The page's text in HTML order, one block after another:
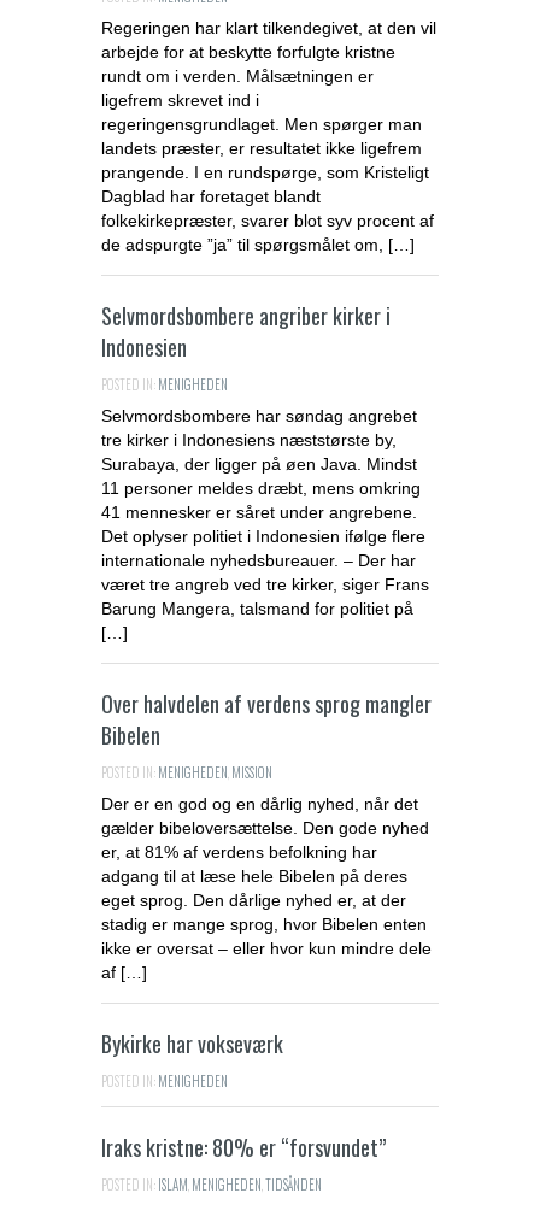
Regeringen har klart tilkendegivet, at den vil
arbejde for at beskytte forfulgte kristne
rundt om i verden. Målsætningen er
ligefrem skrevet ind i
regeringensgrundlaget. Men spørger man
landets præster, er resultatet ikke ligefrem
prangende. I en rundspørge, som Kristeligt
Dagblad har foretaget blandt
folkekirkepræster, svarer blot syv procent af
de adspurgte ”ja” til spørgsmålet om, […]
Selvmordsbombere angriber kirker i
Indonesien
POSTED IN:MENIGHEDEN
Selvmordsbombere har søndag angrebet
tre kirker i Indonesiens næststørste by,
Surabaya, der ligger på øen Java. Mindst
11 personer meldes dræbt, mens omkring
41 mennesker er såret under angrebene.
Det oplyser politiet i Indonesien ifølge flere
internationale nyhedsbureauer. – Der har
været tre angreb ved tre kirker, siger Frans
Barung Mangera, talsmand for politiet på
[…]
Over halvdelen af verdens sprog mangler
Bibelen
POSTED IN:MENIGHEDEN MISSION
Der er en god og en dårlig nyhed, når det
gælder bibeloversættelse. Den gode nyhed
er, at 81% af verdens befolkning har
adgang til at læse hele Bibelen på deres
eget sprog. Den dårlige nyhed er, at der
stadig er mange sprog, hvor Bibelen enten
ikke er oversat – eller hvor kun mindre dele
af […]
Bykirke har vokseværk
POSTED IN:MENIGHEDEN
Iraks kristne: 80% er “forsvundet”
POSTED IN:ISLAM MENIGHEDEN TIDSÅNDEN